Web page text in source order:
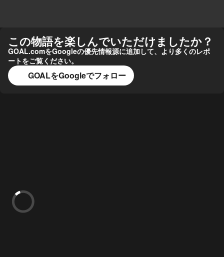
この物語を楽しんでいただけましたか？
GOAL.comをGoogleの優先情報源に追加して、より多くのレポ
ートをご覧ください。
GOALをGoogleでフォロー